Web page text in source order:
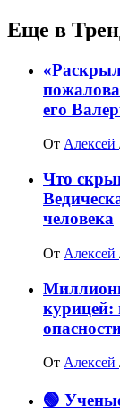
Еще в
его
От Алексей
Что
человека
От Алексей
курицей:
От Алексей
🟢